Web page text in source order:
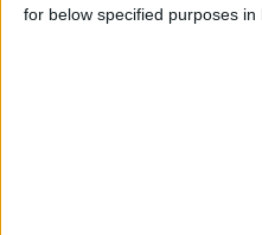
for below specified purposes in